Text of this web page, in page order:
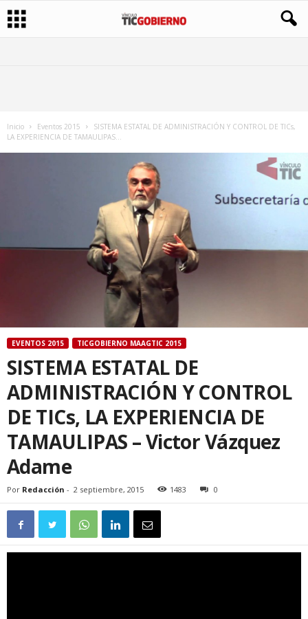
Inicio Eventos 2015
SISTEMA ESTATAL DE ADMINISTRACIÓN Y CONTROL DE TICs,
LA EXPERIENCIA DE TAMAULIPAS...
EVENTOS 2015 TICGOBIERNO MAAGTIC 2015
SISTEMA ESTATAL DE
ADMINISTRACIÓN Y CONTROL
DE TICs, LA EXPERIENCIA DE
TAMAULIPAS – Victor Vázquez
Adame
Por Redacción - 2 septiembre, 2015 1483 0